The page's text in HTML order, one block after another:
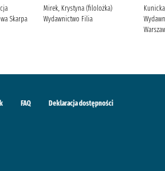
Skarpa
Mirek, Krystyna (filolożka)
Wydawnictwo Filia
FAQ Deklaracja dostępności